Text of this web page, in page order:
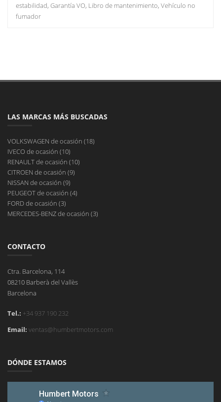
estabilidad, Garantía VO, Libro de mantenimiento, Vehículo no
fumador
LAS MARCAS MÁS BUSCADAS
VOLKSWAGEN de ocasión (18)
IVECO de ocasión (10)
RENAULT de ocasión (10)
CITROEN de ocasión (9)
NISSAN de ocasión (9)
PEUGEOT de ocasión (4)
FORD de ocasión (3)
MERCEDES-BENZ de ocasión (3)
CONTACTO
Ctra. Barcelona, 114
08210 Barberà del Vallès
Barcelona
Tel.: +34 937 190 232
Email: ventas@humbertmotors.com
DÓNDE ESTAMOS